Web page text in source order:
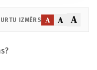
IZMĒRS A A A